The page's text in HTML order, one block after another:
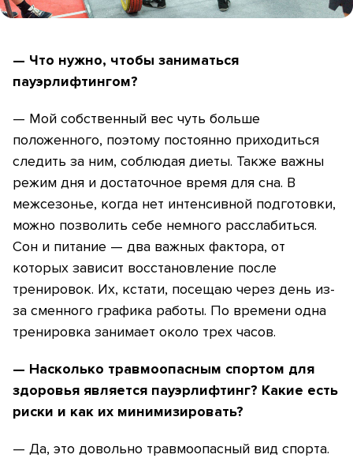
— Что нужно, чтобы заниматься
пауэрлифтингом?
— Мой собственный вес чуть больше
положенного, поэтому постоянно приходиться
следить за ним, соблюдая диеты. Также важны
режим дня и достаточное время для сна. В
межсезонье, когда нет интенсивной подготовки,
можно позволить себе немного расслабиться.
Сон и питание — два важных фактора, от
которых зависит восстановление после
тренировок. Их, кстати, посещаю через день из-
за сменного графика работы. По времени одна
тренировка занимает около трех часов.
— Насколько травмоопасным спортом для
здоровья является пауэрлифтинг? Какие есть
риски и как их минимизировать?
— Да, это довольно травмоопасный вид спорта.